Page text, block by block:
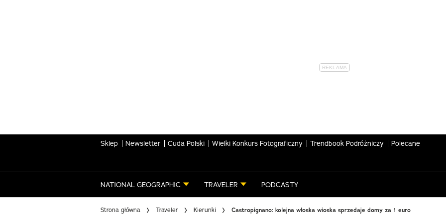
Sklep Newsletter Cuda Polski Wielki Konkurs Fotograficzny Trendbook Podróżniczy Polecane
NATIONAL GEOGRAPHIC TRAVELER PODCASTY
Strona główna Traveler Kierunki Castropignano: kolejna włoska wioska sprzedaje domy za 1 euro